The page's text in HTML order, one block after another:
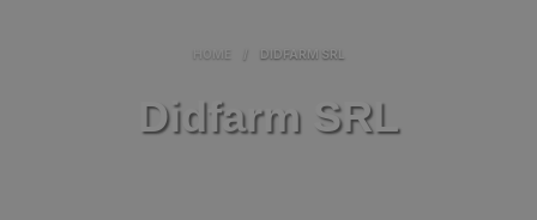
HOME / DIDFARM SRL
Didfarm SRL